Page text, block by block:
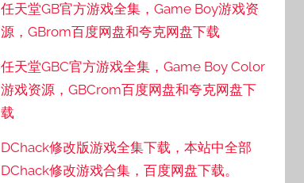
任天堂GB官方游戏全集，Game Boy游戏资
源，GBrom百度网盘和夸克网盘下载
任天堂GBC官方游戏全集，Game Boy Color
游戏资源，GBCrom百度网盘和夸克网盘下
载
DChack修改版游戏全集下载，本站中全部
DChack修改游戏合集，百度网盘下载。